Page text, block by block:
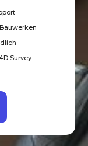
Survey